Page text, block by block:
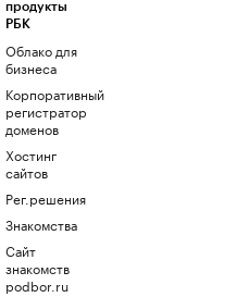
продукты
РБК
Облако для
бизнеса
Корпоративный
регистратор
доменов
Хостинг
сайтов
Рег.решения
Знакомства
Сайт
знакомств
podbor.ru